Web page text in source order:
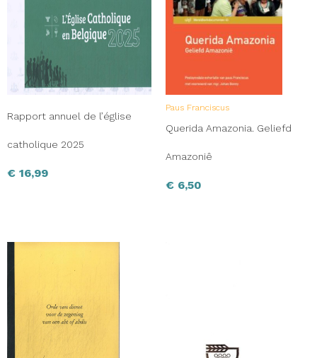
Rapport annuel de l’église
catholique 2025
€ 16,99
Paus Franciscus
Querida Amazonia. Geliefd
Amazoniê
€ 6,50